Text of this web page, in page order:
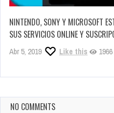
NINTENDO, SONY Y MICROSOFT
SUS SERVICIOS ONLINE Y
Abr 5, 2019 Like this
NO COMMENTS